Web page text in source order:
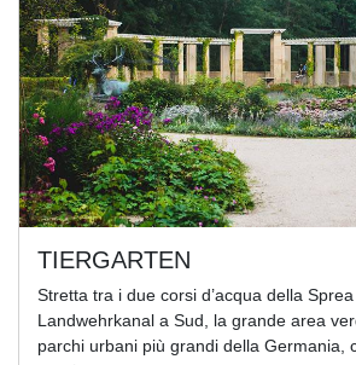
TIERGARTEN
Stretta tra i due corsi d’acqua della
Landwehrkanal a Sud, la grande area
parchi urbani più grandi della Germania,